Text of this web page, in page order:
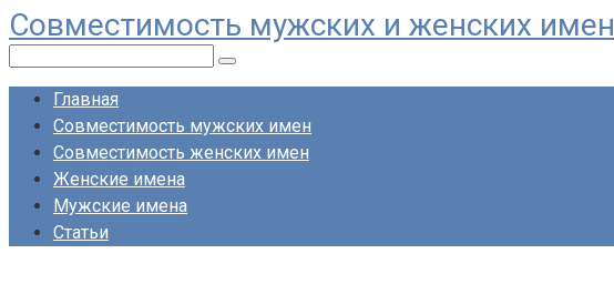
Перейти
к
контенту
Совместимость мужских и женских имен
Главная
Совместимость мужских имен
Совместимость женских имен
Женские имена
Мужские имена
Статьи